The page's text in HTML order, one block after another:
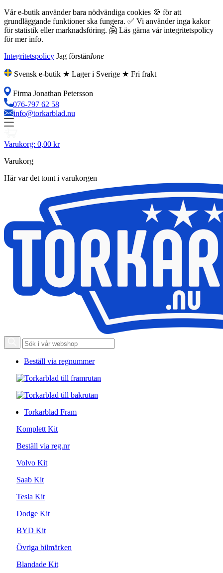
Vår e-butik använder bara nödvändiga cookies 🍪 för att
grundläggande funktioner ska fungera. ✅ Vi använder inga kakor
för statistik eller marknadsföring. 🤗 Läs gärna vår integritetspolicy
för mer info.
Integritetspolicy Jag förstårdone
Svensk e-butik ★ Lager i Sverige ★ Fri frakt
Firma Jonathan Petersson
076-797 62 58
info@torkarblad.nu
Varukorg: 0,00 kr
Varukorg
Här var det tomt i varukorgen
Beställ via regnummer
Torkarblad Fram
Komplett Kit
Beställ via reg.nr
Volvo Kit
Saab Kit
Tesla Kit
Dodge Kit
BYD Kit
Övriga bilmärken
Blandade Kit